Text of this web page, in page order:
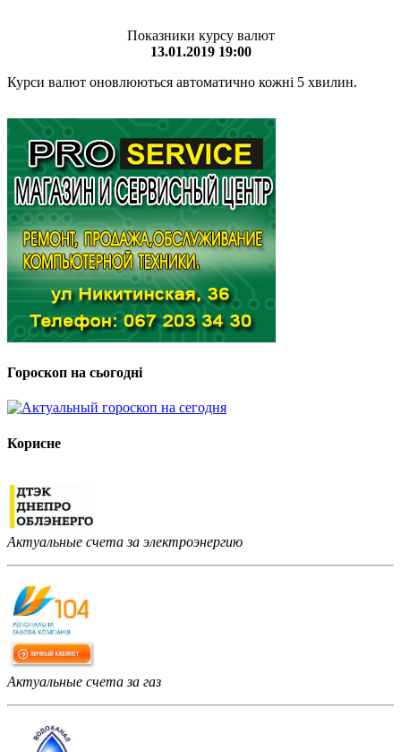
Показники курсу валют
13.01.2019 19:00
Курси валют оновлюються автоматично кожні 5 хвилин.
Гороскоп на сьогодні
Корисне
Актуальные счета за электроэнергию
Актуальные счета за газ